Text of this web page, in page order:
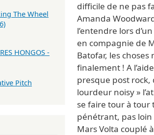
difficile de ne pas
Amanda
l’entendre lors
en compagnie de
Batofar, les
finalement ! A
presque post rock,
lourdeur noisy »
se faire tour à
pénétrant, pas loin
Mars Volta couplé
The Wheel
HONGOS -
Pitch